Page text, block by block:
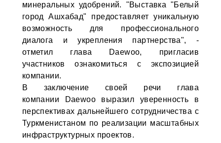
минеральных удобрений. "Выставка "Белый
город Ашхабад" предоставляет уникальную
возможность для профессионального
диалога и укрепления партнерства", -
отметил глава Daewoo, пригласив
участников ознакомиться с экспозицией
компании.
В заключение своей речи глава
компании Daewoo выразил уверенность в
перспективах дальнейшего сотрудничества с
Туркменистаном по реализации масштабных
инфраструктурных проектов.